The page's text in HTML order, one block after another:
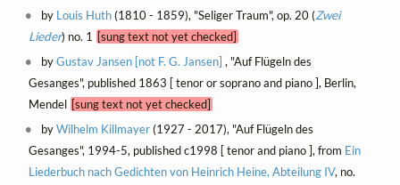
by Louis Huth(1810 - 1859), "Seliger Traum", op. 20 (Zwei
Lieder) no. 1
[sung text not yet checked]
byGustav Jansen [not F. G. Jansen] , "Auf Flügeln des
Gesanges", published 1863 [ tenor or soprano and piano ], Berlin,
Mendel [sung text not yet checked]
byWilhelm Killmayer(1927 - 2017), "Auf Flügeln des
Gesanges", 1994-5, published c1998 [ tenor and piano ], from Ein
Liederbuch nach Gedichten von Heinrich Heine, Abteilung IV, no.